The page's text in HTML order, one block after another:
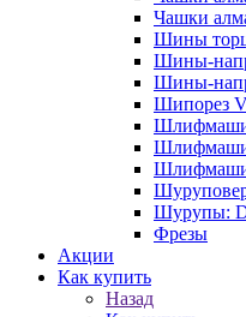
Чашки
Шины
Шины-
Шины-
Шипорез
Шурупы:
Фрезы
Акции
Как купить
Назад